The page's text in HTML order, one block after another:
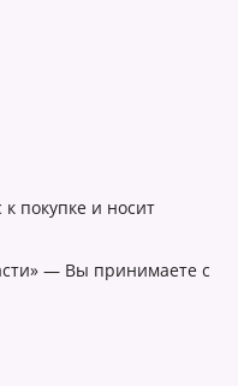
покупке и носит
— Вы принимаете с